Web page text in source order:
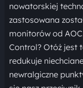
nowatorskiej
zastosowana
monitorów od
Control? Otóż jest
redukuje
newralgiczne